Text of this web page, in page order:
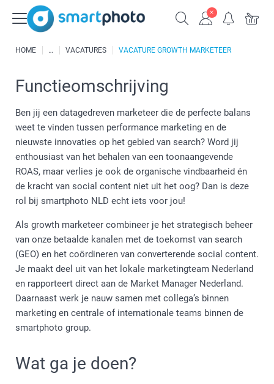
HOME VACATURES VACATURE GROWTH MARKETEER
Functieomschrijving
Ben jij een datagedreven marketeer die de perfecte balans
weet te vinden tussen performance marketing en de
nieuwste innovaties op het gebied van search? Word jij
enthousiast van het behalen van een toonaangevende
ROAS, maar verlies je ook de organische vindbaarheid én
de kracht van social content niet uit het oog? Dan is deze
rol bij smartphoto NLD echt iets voor jou!
Als growth marketeer combineer je het strategisch beheer
van onze betaalde kanalen met de toekomst van search
(GEO) en het coördineren van converterende social content.
Je maakt deel uit van het lokale marketingteam Nederland
en rapporteert direct aan de Market Manager Nederland.
Daarnaast werk je nauw samen met collega’s binnen
marketing en centrale of internationale teams binnen de
smartphoto group.
Wat ga je doen?